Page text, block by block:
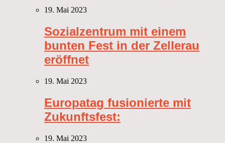
19. Mai 2023
Sozialzentrum mit einem
bunten Fest in der Zellerau
eröffnet
19. Mai 2023
Europatag fusionierte mit
Zukunftsfest:
19. Mai 2023